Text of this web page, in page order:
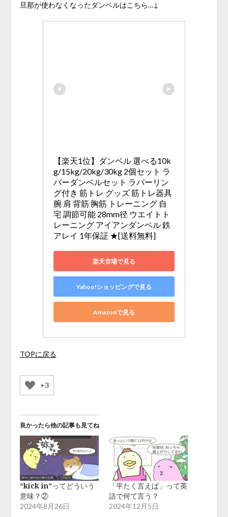
旦那が使わなくなったダンベルはこちら…↓
【楽天1位】ダンベル 選べる10k
g/15kg/20kg/30kg 2個セット ラ
バーダンベルセット ラバーリン
グ付き 筋トレ グッズ 筋トレ器具
腕 肩 背筋 胸筋 トレーニング 自
宅 調節可能 28mm径 ウエイトト
レーニング アイアンダンベル 鉄
アレイ 1年保証 ★[送料無料]
楽天市場で見る
Yahoo!ショッピングで見る
Amazonで見る
TOPに戻る
+3
良かったら他の記事も見てね
“kick in”ってどういう
意味？②
2024年8月26日
「平たく言えば」って英
語で何て言う？
2024年12月5日